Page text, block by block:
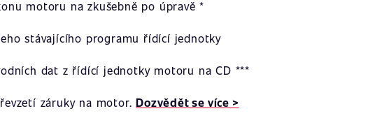
motoru na zkušebně po úpravě *
stávajícího programu řídící jednotky
dat z řídící jednotky motoru na CD ***
záruky na motor.Dozvědět se více >